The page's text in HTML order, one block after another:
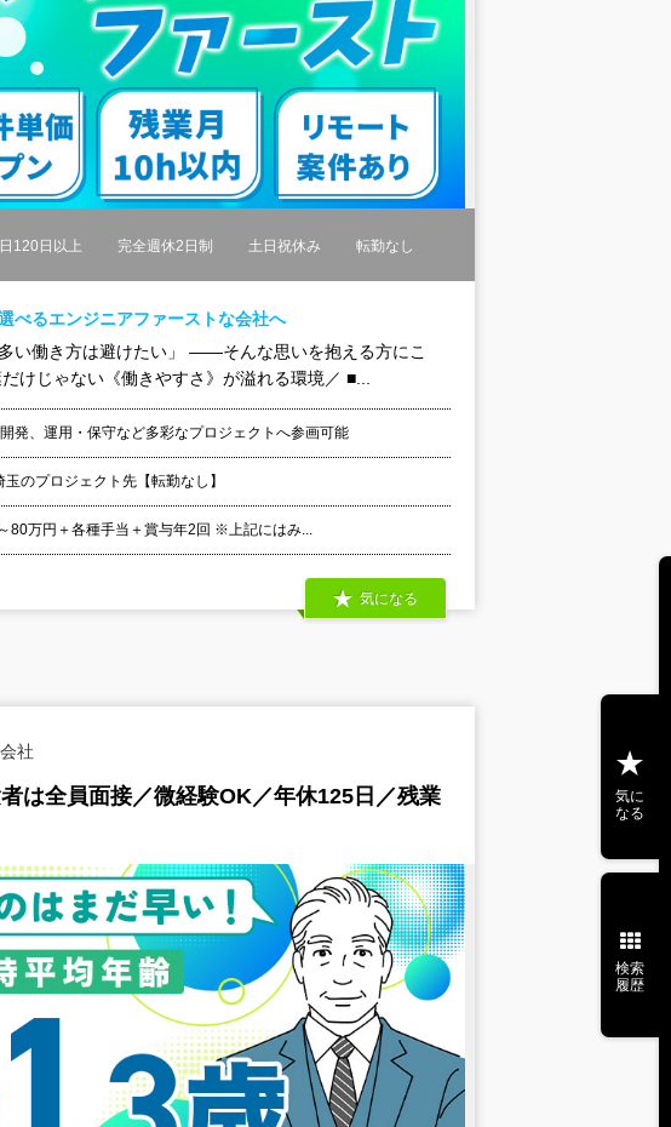
120日以上 完全週休2日制 土日祝休み 転勤なし
べるエンジニアファーストな会社へ
い働き方は避けたい」 ――そんな思いを抱える方にこ
けじゃない《働きやすさ》が溢れる環境／ ■...
発、運用・保守など多彩なプロジェクトへ参画可能
のプロジェクト先【転勤なし】
80万円＋各種手当＋賞与年2回 ※上記にはみ...
気になる
社
は全員面接／微経験OK／年休125日／残業
気に
なる
検索
履歴